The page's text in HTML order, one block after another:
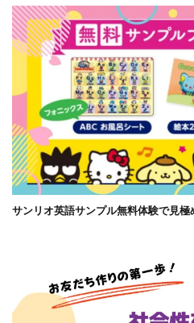
サンリオ英語サンプル無料体験で見極